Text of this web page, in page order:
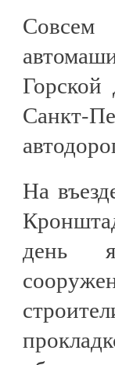
Совсем
Санкт-
На
день